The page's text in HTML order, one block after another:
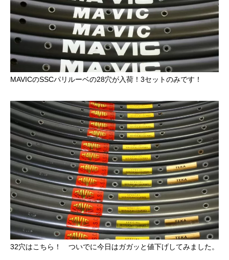
MAVICのSSCパリルーベの28穴が入荷！3セットのみです！
32穴はこちら！ ついでに今日はガガッと値下げしてみました。